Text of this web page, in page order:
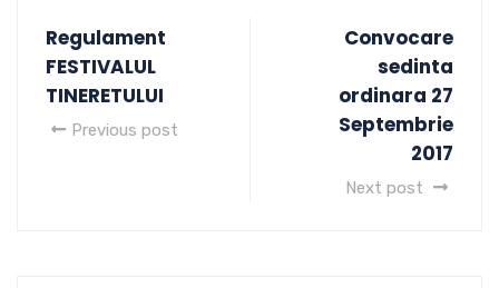
Regulament
FESTIVALUL
TINERETULUI
Previous post
Convocare
sedinta
ordinara 27
Septembrie
2017
Next post